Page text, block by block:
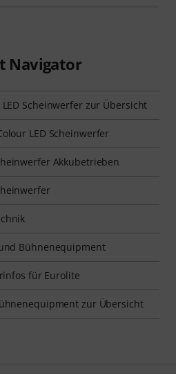
Navigator
Scheinwerfer zur Übersicht
LED Scheinwerfer
Akkubetrieben
Bühnenequipment
für Eurolite
zur Übersicht